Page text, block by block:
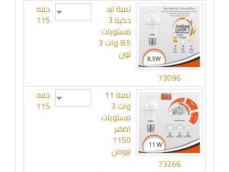
73096
لمبة ليد
ذكية 3
مستويات
8.5 وات 3
لون
جنيه
115
73266
لمبة 11
وات 3
مستويات
اصفر
1150
ليومن
جنيه
115